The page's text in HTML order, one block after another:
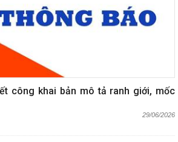
công khai bản mô tả ranh giới, mốc
29/06/2026